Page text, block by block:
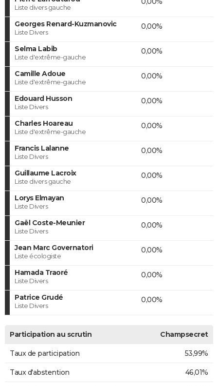
Liste divers gauche
Georges Renard-Kuzmanovic
Liste Divers
0,00%
Selma Labib
Liste d'extrême-gauche
0,00%
Camille Adoue
Liste d'extrême-gauche
0,00%
Edouard Husson
Liste Divers
0,00%
Charles Hoareau
Liste d'extrême-gauche
0,00%
Francis Lalanne
Liste Divers
0,00%
Guillaume Lacroix
Liste divers gauche
0,00%
Lorys Elmayan
Liste Divers
0,00%
Gaël Coste-Meunier
Liste Divers
0,00%
Jean Marc Governatori
Liste écologiste
0,00%
Hamada Traoré
Liste Divers
0,00%
Patrice Grudé
Liste Divers
0,00%
Participation au scrutin Champsecret
Taux de participation 53,99%
Taux d'abstention 46,01%